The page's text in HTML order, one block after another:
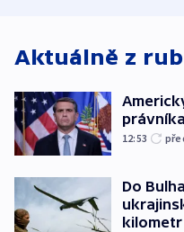
Aktuálně z
12:53
Do